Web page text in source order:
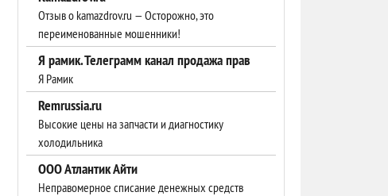
Отзыв о kamazdrov.ru — Осторожно, это
переименованные мошенники!
Я рамик. Телеграмм канал продажа прав
Я Рамик
Remrussia.ru
Высокие цены на запчасти и диагностику
холодильника
ООО Атлантик Айти
Неправомерное списание денежных средств